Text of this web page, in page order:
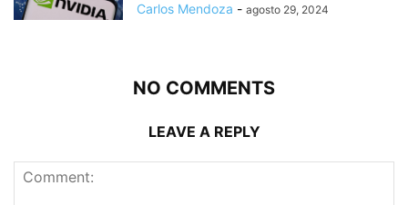
Carlos Mendoza - agosto 29, 2024
NO COMMENTS
LEAVE A REPLY